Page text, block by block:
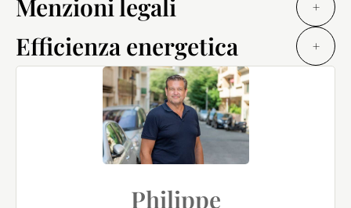
Menzioni legali +
Efficienza energetica +
Philippe